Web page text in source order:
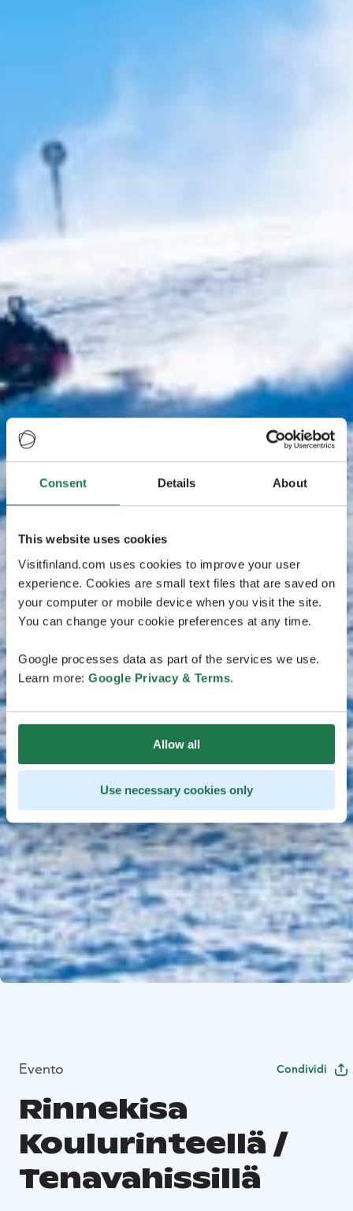
Consent Details About
This website uses cookies
Visitfinland.com uses cookies to improve your user
experience. Cookies are small text files that are saved on
your computer or mobile device when you visit the site.
You can change your cookie preferences at any time.
Google processes data as part of the services we use.
Learn more: Google Privacy & Terms.
Allow all
Use necessary cookies only
Evento Condividi
Rinnekisa
Koulurinteellä /
Tenavahissillä